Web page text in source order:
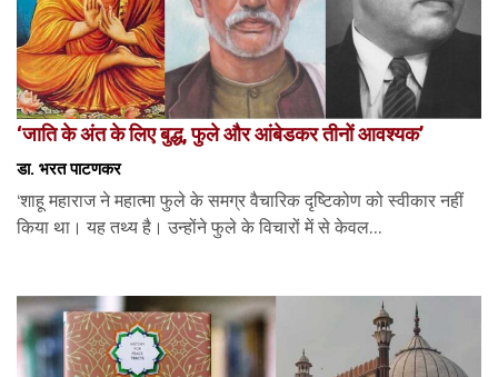
‘जाति के अंत के लिए बुद्ध, फुले और आंबेडकर तीनों आवश्यक’
डा. भरत पाटणकर
‘शाहू महाराज ने महात्मा फुले के समग्र वैचारिक दृष्टिकोण को स्वीकार नहीं
किया था। यह तथ्य है। उन्होंने फुले के विचारों में से केवल...